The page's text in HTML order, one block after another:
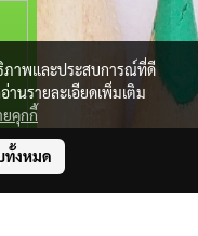
ภาพและประสบการณ์ที่ดี
านรายละเอียดเพิ่มเติม
คุกกี้
ทั้งหมด